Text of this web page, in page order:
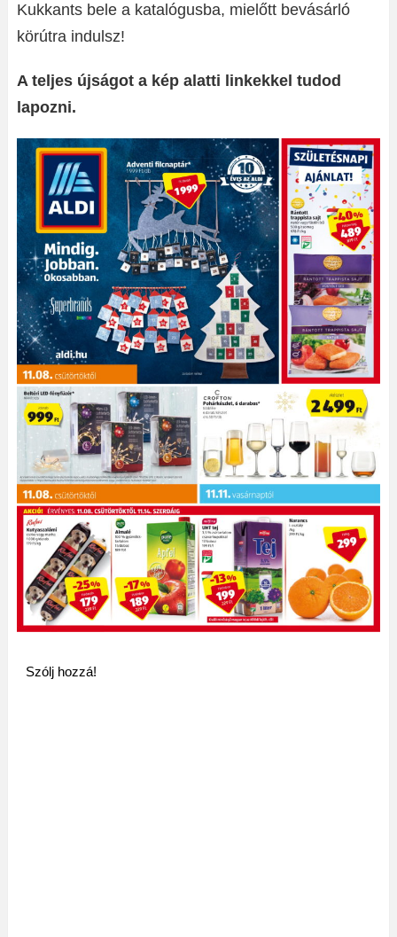
Kukkants bele a katalógusba, mielőtt bevásárló
körútra indulsz!
A teljes újságot a kép alatti linkekkel tudod
lapozni.
Szólj hozzá!